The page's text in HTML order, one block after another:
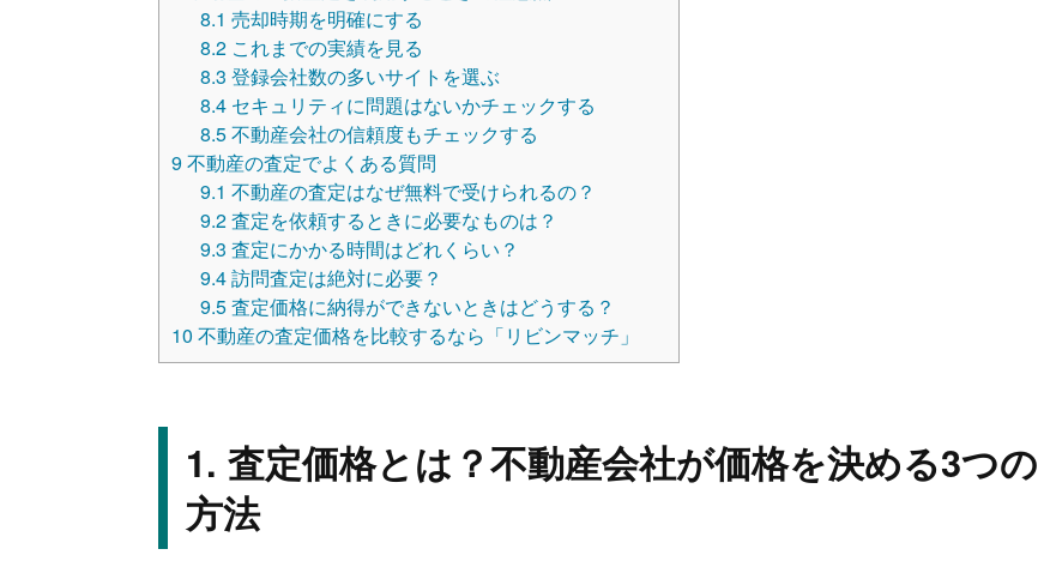
8.1 売却時期を明確にする
8.2 これまでの実績を見る
8.3 登録会社数の多いサイトを選ぶ
8.4 セキュリティに問題はないかチェックする
8.5不動産会社の信頼度もチェックする
9不動産の査定でよくある質問
9.1 不動産の査定はなぜ無料で受けられるの？
9.2査定を依頼するときに必要なものは？
9.3 査定にかかる時間はどれくらい？
9.4訪問査定は絶対に必要？
9.5査定価格に納得ができないときはどうする？
10 不動産の査定価格を比較するなら「リビンマッチ」
査定価格とは？不動産会社が価格を決める3つの
方法